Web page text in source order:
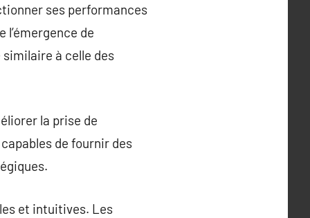
ses performances
de
à celle des
la prise de
de fournir des
et intuitives. Les